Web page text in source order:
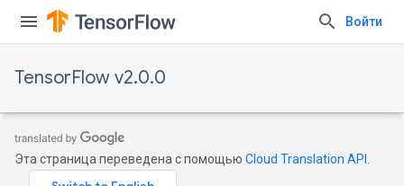
Войти
TensorFlow v2.0.0
Эта страница переведена с помощью Cloud Translation API